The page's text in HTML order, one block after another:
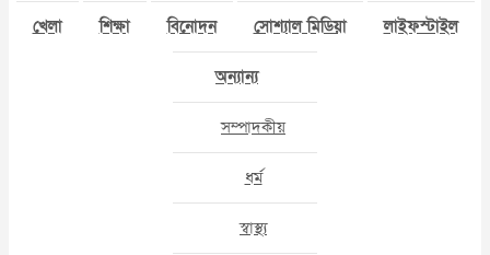
খেলা শিক্ষা বিনোদন সোশ্যাল মিডিয়া লাইফস্টাইল
অন্যান্য
সম্পাদকীয়
ধর্ম
স্বাস্থ্য